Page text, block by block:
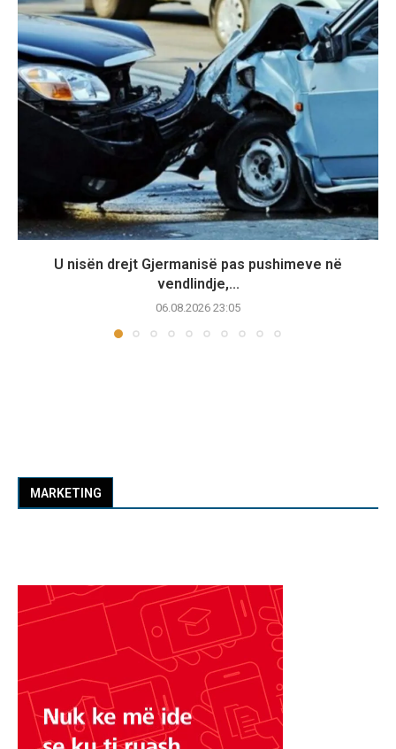
U nisën drejt Gjermanisë pas pushimeve në
vendlindje,...
06.08.2026 23:05
MARKETING